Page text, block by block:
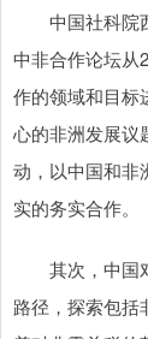
中国社科院西
中非合作论坛从
作的领域和目标
心的非洲发展议
动，以中国和非
实的务实合作。
其次，中国对
路径，探索包括